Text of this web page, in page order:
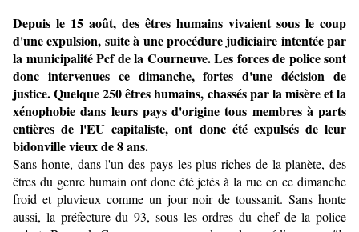
Depuis le 15 août, des êtres humains vivaient sous le coup
d'une expulsion, suite à une procédure judiciaire intentée par
la municipalité Pcf de la Courneuve. Les forces de police sont
donc intervenues ce dimanche, fortes d'une décision de
justice. Quelque 250 êtres humains, chassés par la misère et la
xénophobie dans leurs pays d'origine tous membres à parts
entières de l'EU capitaliste, ont donc été expulsés de leur
bidonville vieux de 8 ans.
Sans honte, dans l'un des pays les plus riches de la planète, des
êtres du genre humain ont donc été jetés à la rue en ce dimanche
froid et pluvieux comme un jour noir de toussanit. Sans honte
aussi, la préfecture du 93, sous les ordres du chef de la police